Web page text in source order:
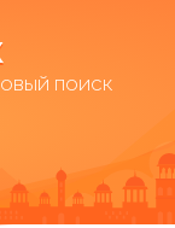
поиск